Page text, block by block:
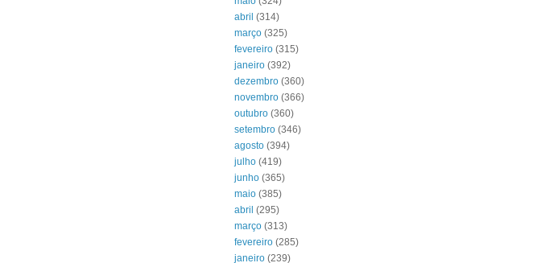
abril (314)
março (325)
fevereiro (315)
janeiro (392)
dezembro (360)
novembro (366)
outubro (360)
setembro (346)
agosto (394)
julho (419)
junho (365)
maio (385)
abril (295)
março (313)
fevereiro (285)
janeiro (239)